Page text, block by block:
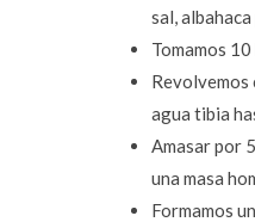
sal,
Tomamos
Revolvemos
agua tibia
Amasar por
una masa
Formamos